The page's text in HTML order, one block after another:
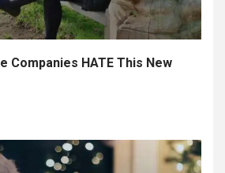
Companies HATE This New